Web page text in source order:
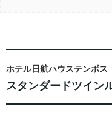
ホテル日航ハウステンボス
スタンダードツイン